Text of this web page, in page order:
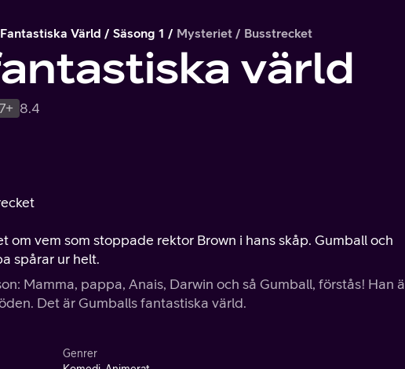
Värld Säsong 1 Mysteriet / Busstrecket
värld
8.4
om vem som stoppade rektor Brown i hans skåp. Gumball och
spårar ur helt.
Mamma, pappa, Anais, Darwin och så Gumball, förstås! Han
Det är Gumballs fantastiska värld.
Genrer